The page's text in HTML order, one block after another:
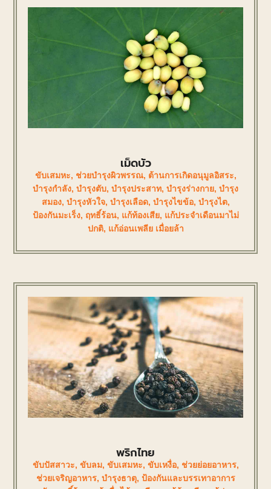
เม็ดบัว
ขับเสมหะ, ช่วยบำรุงผิวพรรณ, ต้านการเกิดอนุมูลอิสระ,
บำรุงกำลัง, บำรุงตับ, บำรุงประสาท, บำรุงร่างกาย, บำรุง
สมอง, บำรุงหัวใจ, บำรุงเลือด, บำรุงไขข้อ, บำรุงไต,
ป้องกันมะเร็ง, ฤทธิ์ร้อน, แก้ท้องเสีย, แก้ประจำเดือนมาไม่
ปกติ, แก้อ่อนเพลีย เมื่อยล้า
พริกไทย
ขับปัสสาวะ, ขับลม, ขับเสมหะ, ขับเหงื่อ, ช่วยย่อยอาหาร,
ช่วยเจริญอาหาร, บำรุงธาตุ, ป้องกันและบรรเทาอาการ